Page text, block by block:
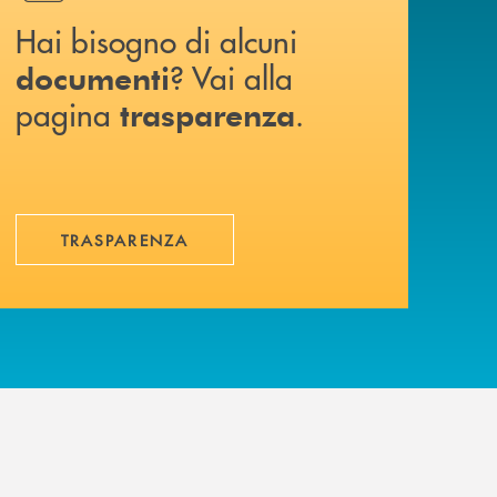
Hai bisogno di alcuni
documenti? Vai alla
pagina trasparenza.
TRASPARENZA